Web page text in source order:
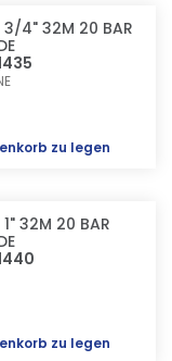
3/4" 32M 20 BAR
zu legen
1" 32M 20 BAR
zu legen